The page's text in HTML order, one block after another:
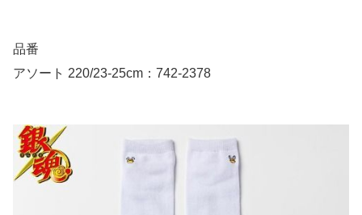
品番
アソート 220/23-25cm：742-2378